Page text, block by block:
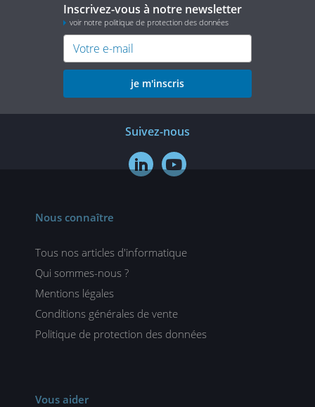
Inscrivez-vous à notre newsletter
voir notre politique de protection des données
je m'inscris
Suivez-nous
 
Nous connaître
Tous nos articles d'informatique
Qui sommes-nous ?
Mentions légales
Conditions générales de vente
Politique de protection des données
Vous aider